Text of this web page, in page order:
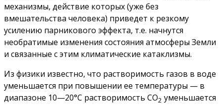
механизмы, действие которых (уже без
вмешательства человека) приведет к резкому
усилению парникового эффекта, т.е. начнутся
необратимые изменения состояния атмосферы Земли
и связанные с этим климатические катаклизмы.
Из физики известно, что растворимость газов в воде
уменьшается при повышении ее температуры — в
диапазоне 10—20°С растворимость СО2 уменьшается